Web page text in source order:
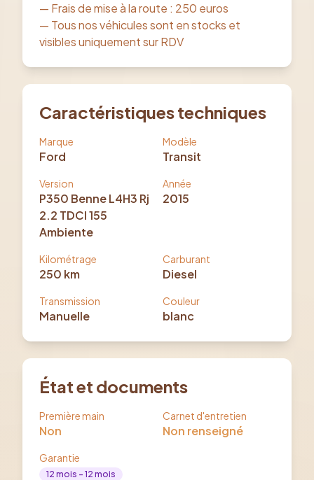
— Frais de mise à la route : 250 euros
— Tous nos véhicules sont en stocks et
visibles uniquement sur RDV
Caractéristiques techniques
Marque
Ford
Modèle
Transit
Version
P350 Benne L4H3 Rj
2.2 TDCI 155
Ambiente
Année
2015
Kilométrage
250 km
Carburant
Diesel
Transmission
Manuelle
Couleur
blanc
État et documents
Première main
Non
Carnet d'entretien
Non renseigné
Garantie
12 mois - 12 mois